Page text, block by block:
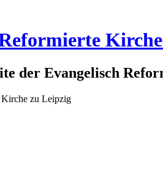
der Evangelisch